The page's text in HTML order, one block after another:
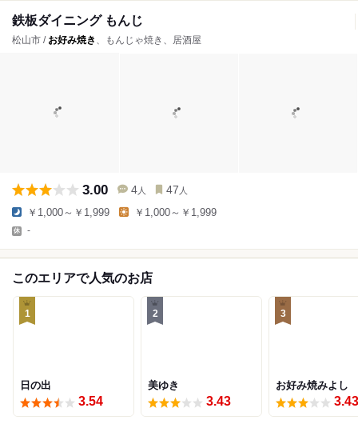
鉄板ダイニング もんじ
松山市 / お好み焼き 、もんじゃ焼き、居酒屋
3.00 4 人 47 人
￥1,000～￥1,999 ￥1,000～￥1,999
-
このエリアで人気のお店
1
日の出
3.54
2
美ゆき
3.43
3
お好み焼みよし
3.43